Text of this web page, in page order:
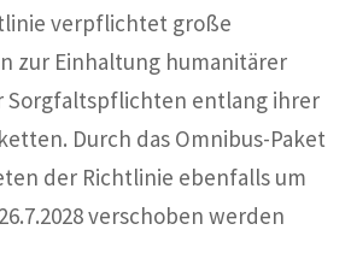
verpflichtet große
zur Einhaltung humanitärer
Sorgfaltspflichten entlang ihrer
Durch das Omnibus-Paket
der Richtlinie ebenfalls um
verschoben werden